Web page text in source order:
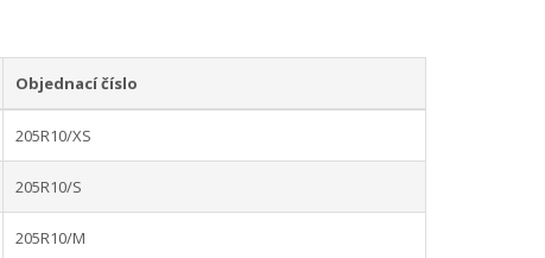
Objednací číslo
205R10/XS
205R10/S
205R10/M